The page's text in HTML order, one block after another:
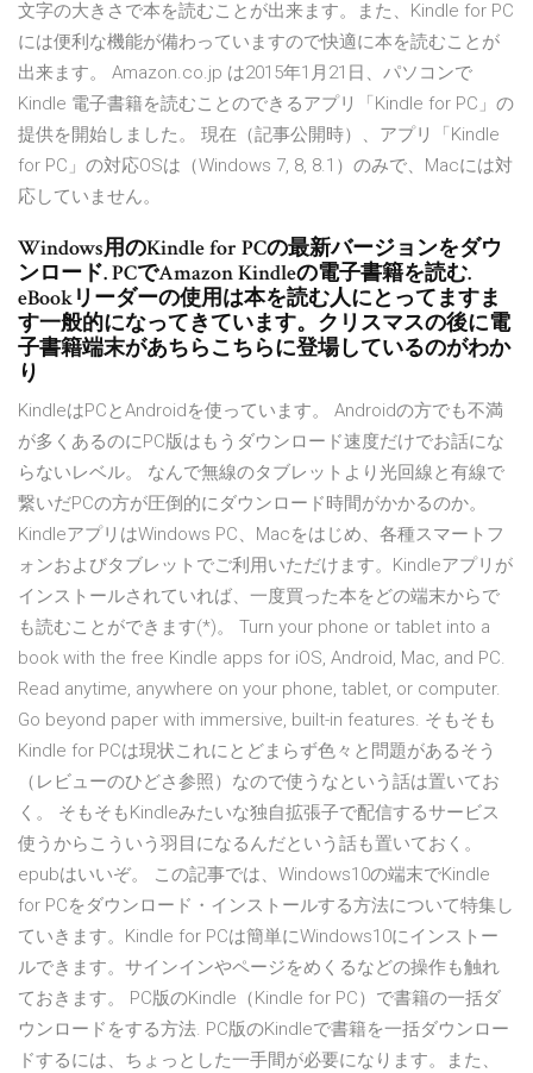
文字の大きさで本を読むことが出来ます。また、Kindle for PC
には便利な機能が備わっていますので快適に本を読むことが
出来ます。 Amazon.co.jp は2015年1月21日、パソコンで
Kindle 電子書籍を読むことのできるアプリ「Kindle for PC」の
提供を開始しました。 現在（記事公開時）、アプリ「Kindle
for PC」の対応OSは（Windows 7, 8, 8.1）のみで、Macには対
応していません。
Windows用のKindle for PCの最新バージョンをダウ
ンロード. PCでAmazon Kindleの電子書籍を読む.
eBookリーダーの使用は本を読む人にとってますま
す一般的になってきています。クリスマスの後に電
子書籍端末があちらこちらに登場しているのがわか
り
KindleはPCとAndroidを使っています。 Androidの方でも不満
が多くあるのにPC版はもうダウンロード速度だけでお話にな
らないレベル。 なんで無線のタブレットより光回線と有線で
繋いだPCの方が圧倒的にダウンロード時間がかかるのか。
KindleアプリはWindows PC、Macをはじめ、各種スマートフ
ォンおよびタブレットでご利用いただけます。Kindleアプリが
インストールされていれば、一度買った本をどの端末からで
も読むことができます(*)。 Turn your phone or tablet into a
book with the free Kindle apps for iOS, Android, Mac, and PC.
Read anytime, anywhere on your phone, tablet, or computer.
Go beyond paper with immersive, built-in features. そもそも
Kindle for PCは現状これにとどまらず色々と問題があるそう
（レビューのひどさ参照）なので使うなという話は置いてお
く。 そもそもKindleみたいな独自拡張子で配信するサービス
使うからこういう羽目になるんだという話も置いておく。
epubはいいぞ。 この記事では、Windows10の端末でKindle
for PCをダウンロード・インストールする方法について特集し
ていきます。Kindle for PCは簡単にWindows10にインストー
ルできます。サインインやページをめくるなどの操作も触れ
ておきます。 PC版のKindle（Kindle for PC）で書籍の一括ダ
ウンロードをする方法. PC版のKindleで書籍を一括ダウンロー
ドするには、ちょっとした一手間が必要になります。また、